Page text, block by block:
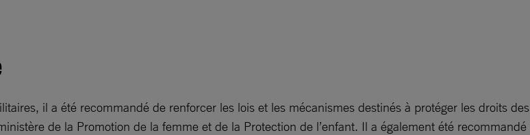
il a été recommandé de renforcer les lois et les mécanismes destinés à protéger les droits des
de la Promotion de la femme et de la Protection de l’enfant. Il a également été recommandé